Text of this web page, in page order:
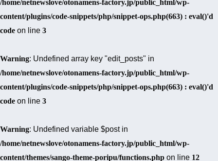
/home/netnewslove/otonamens-factory.jp/public_html/wp-
content/plugins/code-snippets/php/snippet-ops.php(663) : eval()'d
code on line 3
Warning: Undefined array key "edit_posts" in
/home/netnewslove/otonamens-factory.jp/public_html/wp-
content/plugins/code-snippets/php/snippet-ops.php(663) : eval()'d
code on line 3
Warning: Undefined variable $post in
/home/netnewslove/otonamens-factory.jp/public_html/wp-
content/themes/sango-theme-poripu/functions.php on line 12